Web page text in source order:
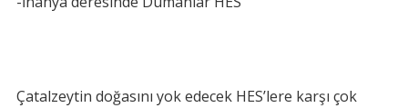
Çatalzeytin doğasını yok edecek HES’lere karşı çok